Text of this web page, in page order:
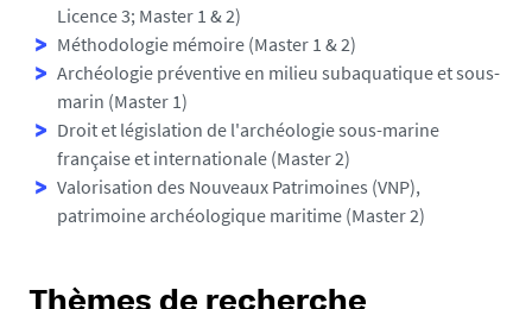
Licence 3; Master 1 & 2)
Méthodologie mémoire (Master 1 & 2)
Archéologie préventive en milieu subaquatique et sous-
marin (Master 1)
Droit et législation de l'archéologie sous-marine
française et internationale (Master 2)
Valorisation des Nouveaux Patrimoines (VNP),
patrimoine archéologique maritime (Master 2)